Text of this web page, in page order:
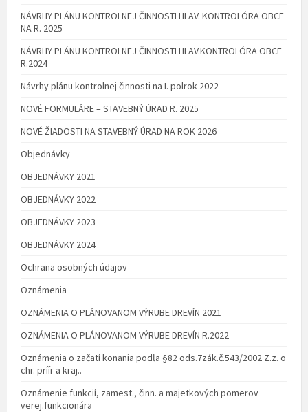
NÁVRHY PLÁNU KONTROLNEJ ČINNOSTI HLAV. KONTROLÓRA OBCE
NA R. 2025
NÁVRHY PLÁNU KONTROLNEJ ČINNOSTI HLAV.KONTROLÓRA OBCE
R.2024
Návrhy plánu kontrolnej činnosti na I. polrok 2022
NOVÉ FORMULÁRE – STAVEBNÝ ÚRAD R. 2025
NOVÉ ŽIADOSTI NA STAVEBNÝ ÚRAD NA ROK 2026
Objednávky
OBJEDNÁVKY 2021
OBJEDNÁVKY 2022
OBJEDNÁVKY 2023
OBJEDNÁVKY 2024
Ochrana osobných údajov
Oznámenia
OZNÁMENIA O PLÁNOVANOM VÝRUBE DREVÍN 2021
OZNÁMENIA O PLÁNOVANOM VÝRUBE DREVÍN R.2022
Oznámenia o začatí konania podľa §82 ods.7zák.č.543/2002 Z.z. o
chr. príír a kraj..
Oznámenie funkcií, zamest., činn. a majetkových pomerov
verej.funkcionára